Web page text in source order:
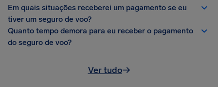
Em quais situações receberei um pagamento se eu
tiver um seguro de voo?
Quanto tempo demora para eu receber o pagamento
do seguro de voo?
Ver tudo→